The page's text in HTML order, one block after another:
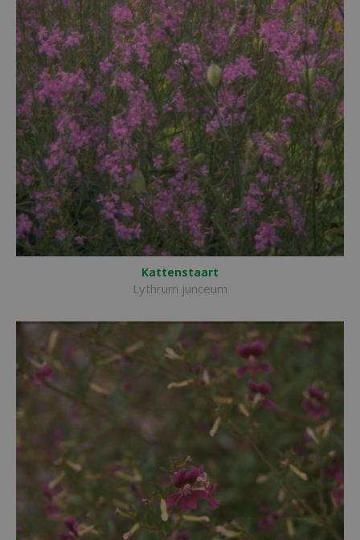
Kattenstaart
Lythrum junceum